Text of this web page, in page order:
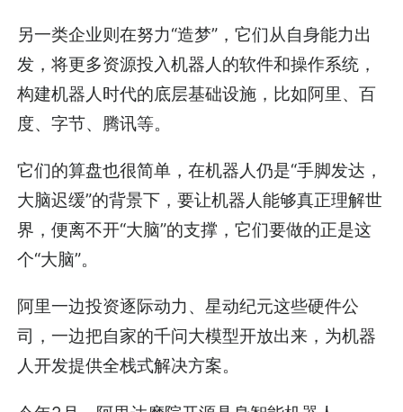
另一类企业则在努力“造梦”，它们从自身能力出
发，将更多资源投入机器人的软件和操作系统，
构建机器人时代的底层基础设施，比如阿里、百
度、字节、腾讯等。
它们的算盘也很简单，在机器人仍是“手脚发达，
大脑迟缓”的背景下，要让机器人能够真正理解世
界，便离不开“大脑”的支撑，它们要做的正是这
个“大脑”。
阿里一边投资逐际动力、星动纪元这些硬件公
司，一边把自家的千问大模型开放出来，为机器
人开发提供全栈式解决方案。